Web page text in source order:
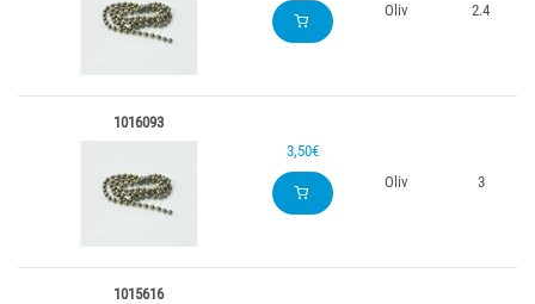
Oliv
2.4
1016093
3,50€
Oliv
3
1015616